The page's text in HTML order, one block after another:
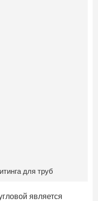
для труб
является